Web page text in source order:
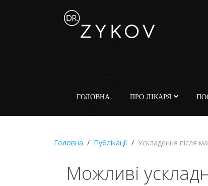
ГОЛОВНА ПРО ЛІКАРЯ
Головна Публікації Ускладення після
Можливі